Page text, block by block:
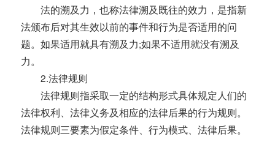
法的溯及力，也称法律溯及既往的效力，是指新
法颁布后对其生效以前的事件和行为是否适用的问
题。如果适用就具有溯及力;如果不适用就没有溯及
力。
2.法律规则
法律规则指采取一定的结构形式具体规定人们的
法律权利、法律义务及相应的法律后果的行为规则。
法律规则三要素为假定条件、行为模式、法律后果。